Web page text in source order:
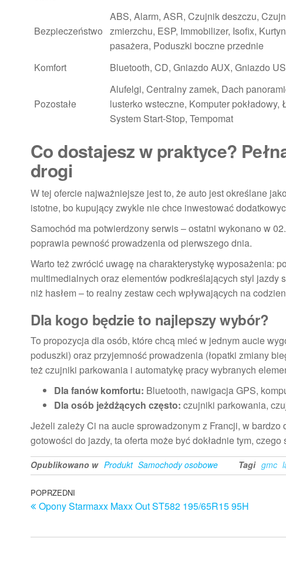
Bezpieczeństwo
ABS, Alarm, ASR, Czujnik deszczu,
zmierzchu, ESP, Immobilizer, Isofix,
pasażera, Poduszki boczne przednie
Komfort
Bluetooth, CD, Gniazdo AUX, Gniazdo
Pozostałe
Alufelgi, Centralny zamek, Dach
lusterko wsteczne, Komputer
System Start-Stop, Tempomat
Co dostajesz w praktyce?
drogi
W tej ofercie najważniejsze jest to, że auto jest określane jako
istotne, bo kupujący zwykle nie chce inwestować
Samochód ma potwierdzony serwis – ostatni wykonano w
poprawia pewność prowadzenia od pierwszego dnia.
Warto też zwrócić uwagę na charakterystykę wyposażenia:
multimedialnych oraz elementów podkreślających styl jazdy
niż hasłem – to realny zestaw cech wpływających na
Dla kogo będzie to najlepszy wybór?
To propozycja dla osób, które chcą mieć w jednym aucie
poduszki) oraz przyjemność prowadzenia (łopatki zmiany
też czujniki parkowania i automatykę pracy wybranych
Dla fanów komfortu: Bluetooth, nawigacja GPS,
Dla osób jeżdżących często: czujniki parkowania,
Jeżeli zależy Ci na aucie sprowadzonym z Francji, w
gotowości do jazdy, ta oferta może być dokładnie tym, czego
Opublikowano w Produkt Samochody osobowe Tagi gmc
Nawigacja
wpisu
Poprzedni
wpis
POPRZEDNI
Opony Starmaxx Maxx Out ST582 195/65R15 95H